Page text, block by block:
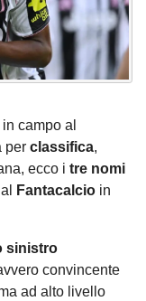
campo al
per classifica,
ecco i tre nomi
Fantacalcio in
sinistro
convincente
ad alto livello